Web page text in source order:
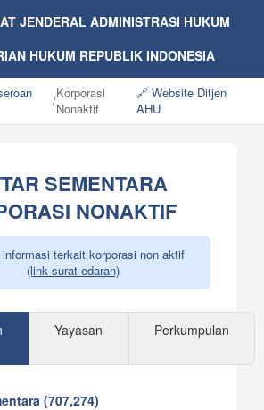
JENDERAL ADMINISTRASI HUKUM
HUKUM REPUBLIK INDONESIA
/Korporasi
Nonaktif
🔗 Website Ditjen
AHU
SEMENTARA
NONAKTIF
terkait korporasi non aktif
(link surat edaran)
Yayasan Perkumpulan
(707,274)